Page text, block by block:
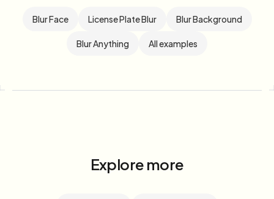
Blur Face License Plate Blur Blur Background
Blur Anything All examples
Explore more